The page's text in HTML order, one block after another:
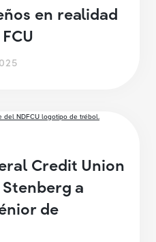
en realidad
Credit Union
a
de